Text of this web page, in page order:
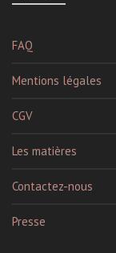
FAQ
Mentions légales
CGV
Les matières
Contactez-nous
Presse